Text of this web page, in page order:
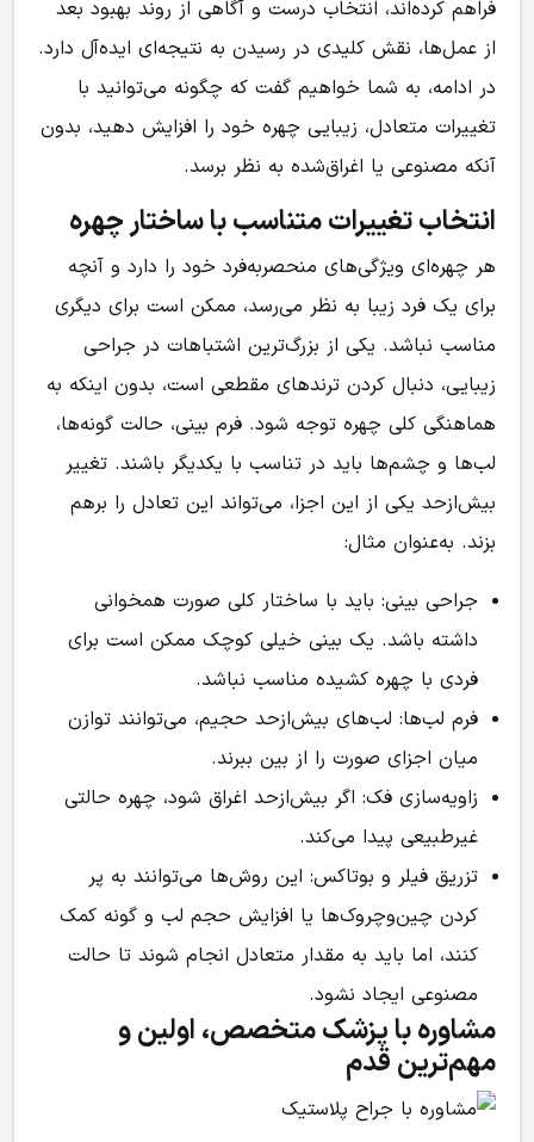
فراهم کرده‌اند، انتخاب درست و آگاهی از روند بهبود بعد
از عمل‌ها، نقش کلیدی در رسیدن به نتیجه‌ای ایده‌آل دارد.
در ادامه، به شما خواهیم گفت که چگونه می‌توانید با
تغییرات متعادل، زیبایی چهره خود را افزایش دهید، بدون
آنکه مصنوعی یا اغراق‌شده به نظر برسد.
انتخاب تغییرات متناسب با ساختار چهره
هر چهره‌ای ویژگی‌های منحصر‌به‌فرد خود را دارد و آنچه
برای یک فرد زیبا به نظر می‌رسد، ممکن است برای دیگری
مناسب نباشد. یکی از بزرگ‌ترین اشتباهات در جراحی
زیبایی، دنبال کردن ترندهای مقطعی است، بدون اینکه به
هماهنگی کلی چهره توجه شود. فرم بینی، حالت گونه‌ها،
لب‌ها و چشم‌ها باید در تناسب با یکدیگر باشند. تغییر
بیش‌ازحد یکی از این اجزا، می‌تواند این تعادل را برهم
بزند. به‌عنوان مثال:
جراحی بینی: باید با ساختار کلی صورت همخوانی
داشته باشد. یک بینی خیلی کوچک ممکن است برای
فردی با چهره کشیده مناسب نباشد.
فرم لب‌ها: لب‌های بیش‌ازحد حجیم، می‌توانند توازن
میان اجزای صورت را از بین ببرند.
زاویه‌سازی فک: اگر بیش‌ازحد اغراق شود، چهره حالتی
غیرطبیعی پیدا می‌کند.
تزریق فیلر و بوتاکس: این روش‌ها می‌توانند به پر
کردن چین‌وچروک‌ها یا افزایش حجم لب و گونه کمک
کنند، اما باید به مقدار متعادل انجام شوند تا حالت
مصنوعی ایجاد نشود.
مشاوره با پزشک متخصص، اولین و
مهم‌ترین قدم